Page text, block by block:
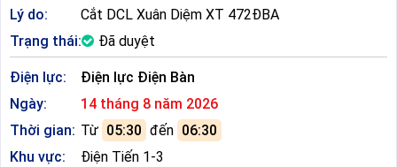
Lý do:
Cắt DCL Xuân Diệm XT 472ĐBA
Trạng thái:
Đã duyệt
Điện lực:
Điện lực Điện Bàn
Ngày:
14 tháng 8 năm 2026
Thời gian: Từ 05:30 đến 06:30
Khu vực:
Điện Tiến 1-3